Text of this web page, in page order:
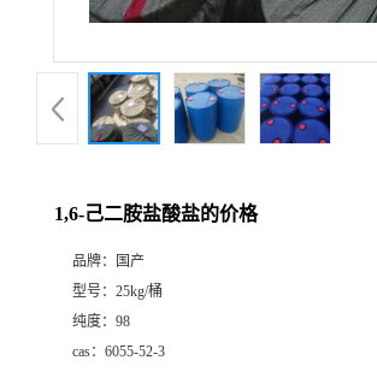
1,6-己二胺盐酸盐的价格
品牌：
国产
型号： 25kg/桶
纯度： 98
cas： 6055-52-3